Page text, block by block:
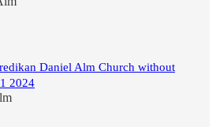
Daniel Alm Church without
2024